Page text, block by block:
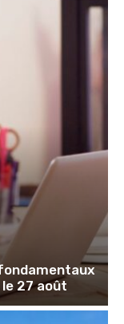
27 août